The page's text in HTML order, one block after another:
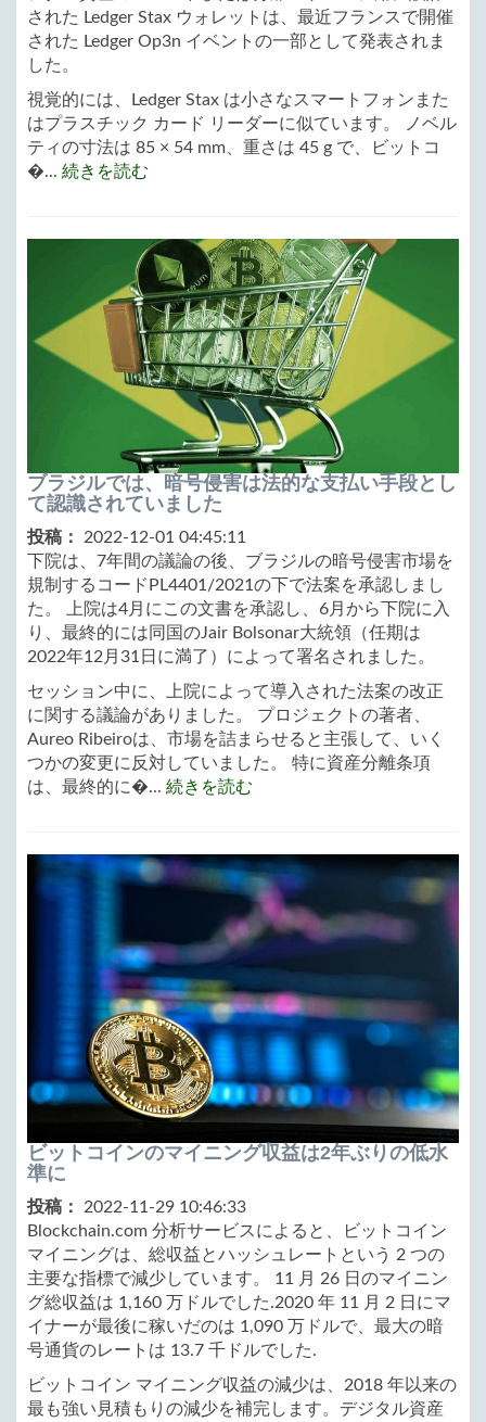
された Ledger Stax ウォレットは、最近フランスで開催
された Ledger Op3n イベントの一部として発表されま
した。
視覚的には、Ledger Stax は小さなスマートフォンまた
はプラスチック カード リーダーに似ています。 ノベル
ティの寸法は 85 × 54 mm、重さは 45 g で、ビットコ
�... 続きを読む
ブラジルでは、暗号侵害は法的な支払い手段とし
て認識されていました
投稿：
2022-12-01 04:45:11
下院は、7年間の議論の後、ブラジルの暗号侵害市場を
規制するコードPL4401/2021の下で法案を承認しまし
た。 上院は4月にこの文書を承認し、6月から下院に入
り、最終的には同国のJair Bolsonar大統領（任期は
2022年12月31日に満了）によって署名されました。
セッション中に、上院によって導入された法案の改正
に関する議論がありました。 プロジェクトの著者、
Aureo Ribeiroは、市場を詰まらせると主張して、いく
つかの変更に反対していました。 特に資産分離条項
は、最終的に�... 続きを読む
ビットコインのマイニング収益は2年ぶりの低水
準に
投稿：
2022-11-29 10:46:33
Blockchain.com 分析サービスによると、ビットコイン
マイニングは、総収益とハッシュレートという 2 つの
主要な指標で減少しています。 11 月 26 日のマイニン
グ総収益は 1,160 万ドルでした.2020 年 11 月 2 日にマ
イナーが最後に稼いだのは 1,090 万ドルで、最大の暗
号通貨のレートは 13.7 千ドルでした.
ビットコイン マイニング収益の減少は、2018 年以来の
最も強い見積もりの​​減少を補完します。デジタル資産